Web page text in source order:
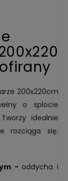
200x220cm
o splocie
idealnie
rozciąga się.
- oddycha i